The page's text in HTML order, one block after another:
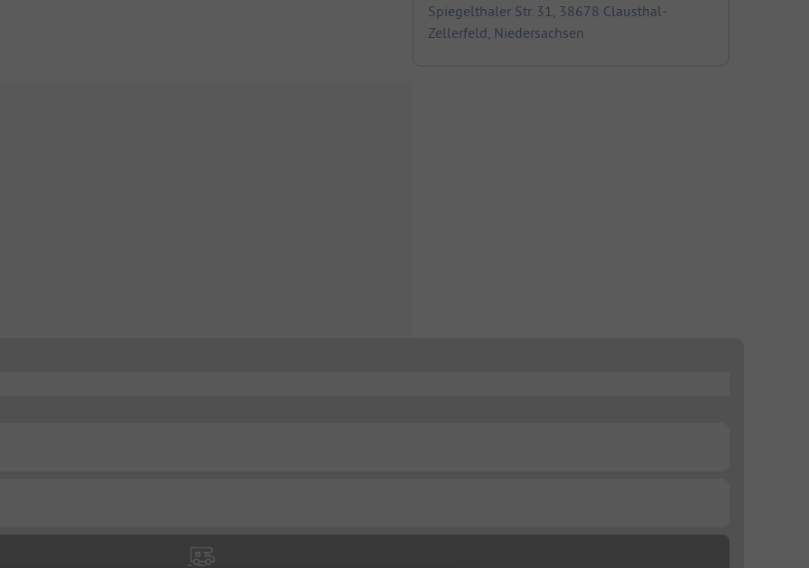
Spiegelthaler Str. 31, 38678 Clausthal-
Zellerfeld, Niedersachsen